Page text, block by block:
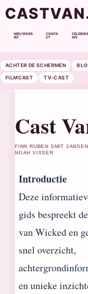
NIEUWSBR
IEF
CONTA
CT WS
ACHTER DE SCHERMEN
FILMCAST TV-CAST
Cast
FINN RUBEN SMIT
NOAH VISSER
Introductie
Deze
gids bespreekt
van Wicked en
snel overzicht,
en unieke